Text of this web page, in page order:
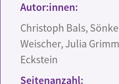
Autor:innen:
Christoph Bals,
Weischer, Julia
Eckstein
Seitenanzahl: